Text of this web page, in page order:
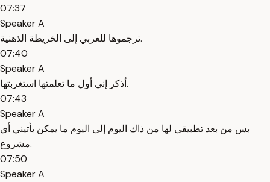
07:37
Speaker A
ترجموها للعربي إلى الخريطة الذهنية.
07:40
Speaker A
أذكر إني أول ما تعلمتها استغربتها.
07:43
Speaker A
بس من بعد تطبيقي لها من ذاك اليوم إلى اليوم ما يمكن يأتيني أي
مشروع.
07:50
Speaker A